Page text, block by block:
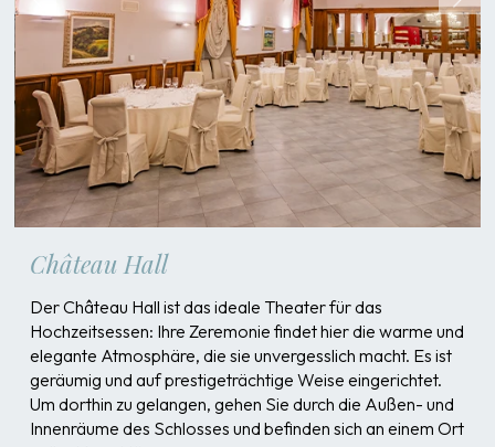
Château Hall
Der Château Hall ist das ideale Theater für das
Hochzeitsessen: Ihre Zeremonie findet hier die warme und
elegante Atmosphäre, die sie unvergesslich macht. Es ist
geräumig und auf prestigeträchtige Weise eingerichtet.
Um dorthin zu gelangen, gehen Sie durch die Außen- und
Innenräume des Schlosses und befinden sich an einem Ort